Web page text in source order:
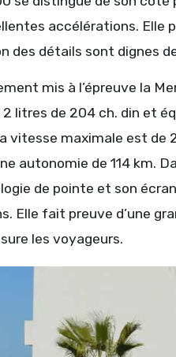
accélérations. Elle
des détails sont dignes
mis à l’épreuve la
litres de 204 ch. din et
vitesse maximale est de
autonomie de 114 km.
de pointe et son
Elle fait preuve d’une
les voyageurs.